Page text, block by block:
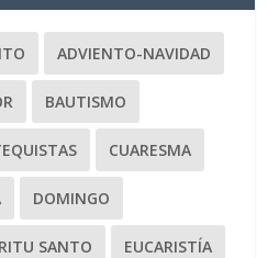
ADVIENTO-NAVIDAD
BAUTISMO
CUARESMA
DOMINGO
SANTO EUCARISTÍA